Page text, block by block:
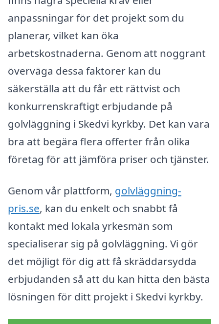
anpassningar för det projekt som du
planerar, vilket kan öka
arbetskostnaderna. Genom att noggrant
överväga dessa faktorer kan du
säkerställa att du får ett rättvist och
konkurrenskraftigt erbjudande på
golvläggning i Skedvi kyrkby. Det kan vara
bra att begära flera offerter från olika
företag för att jämföra priser och tjänster.
Genom vår plattform, golvläggning-
pris.se, kan du enkelt och snabbt få
kontakt med lokala yrkesmän som
specialiserar sig på golvläggning. Vi gör
det möjligt för dig att få skräddarsydda
erbjudanden så att du kan hitta den bästa
lösningen för ditt projekt i Skedvi kyrkby.